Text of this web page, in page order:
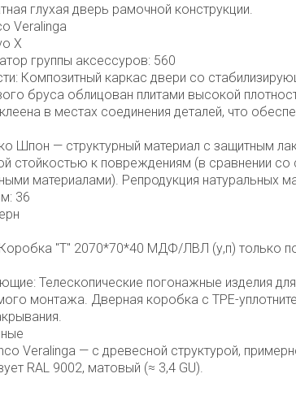
глухая дверь рамочной конструкции.
Veralinga
X
группы аксессуров: 560
Композитный каркас двери со
бруса облицован плитами высокой
в местах соединения деталей, что
Шпон — структурный материал с защитным
стойкостью к повреждениям (в сравнении со
материалами). Репродукция натуральных
36
"Т" 2070*70*40 МДФ/ЛВЛ (у,п) только
Телескопические погонажные изделия
монтажа. Дверная коробка с TPE-
Veralinga — с древесной структурой,
RAL 9002, матовый (≈ 3,4 GU).